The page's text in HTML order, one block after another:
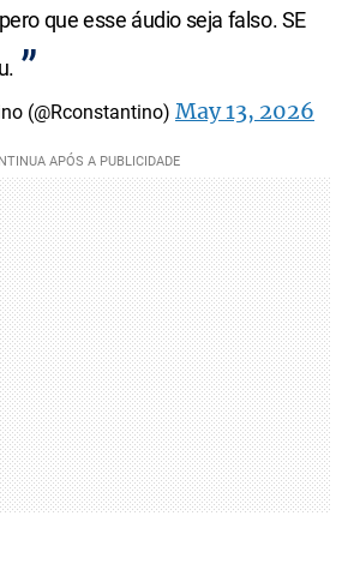
que esse áudio seja falso. SE
(@Rconstantino) May 13, 2026